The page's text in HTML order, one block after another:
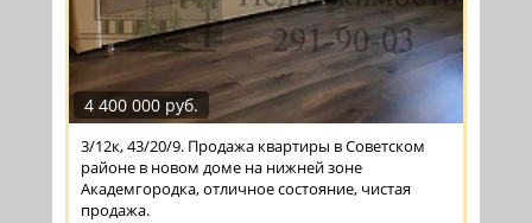
4 400 000 руб.
3/12к, 43/20/9. Продажа квартиры в Советском
районе в новом доме на нижней зоне
Академгородка, отличное состояние, чистая
продажа.